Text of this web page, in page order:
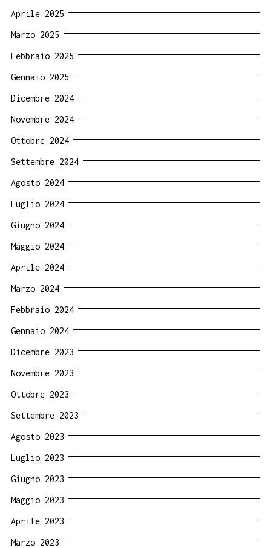
Aprile 2025
Marzo 2025
Febbraio 2025
Gennaio 2025
Dicembre 2024
Novembre 2024
Ottobre 2024
Settembre 2024
Agosto 2024
Luglio 2024
Giugno 2024
Maggio 2024
Aprile 2024
Marzo 2024
Febbraio 2024
Gennaio 2024
Dicembre 2023
Novembre 2023
Ottobre 2023
Settembre 2023
Agosto 2023
Luglio 2023
Giugno 2023
Maggio 2023
Aprile 2023
Marzo 2023